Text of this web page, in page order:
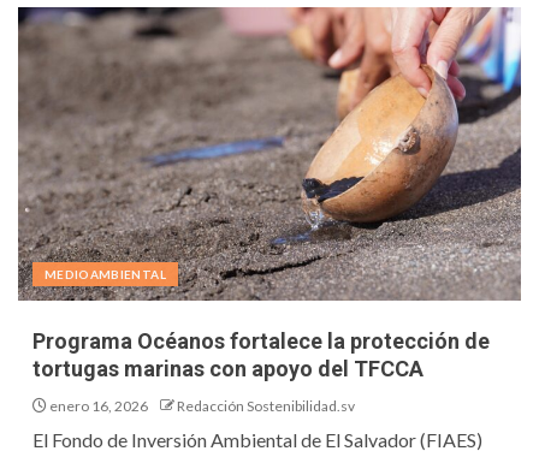
MEDIOAMBIENTAL
Programa Océanos fortalece la protección de
tortugas marinas con apoyo del TFCCA
enero 16, 2026 Redacción Sostenibilidad.sv
El Fondo de Inversión Ambiental de El Salvador (FIAES)